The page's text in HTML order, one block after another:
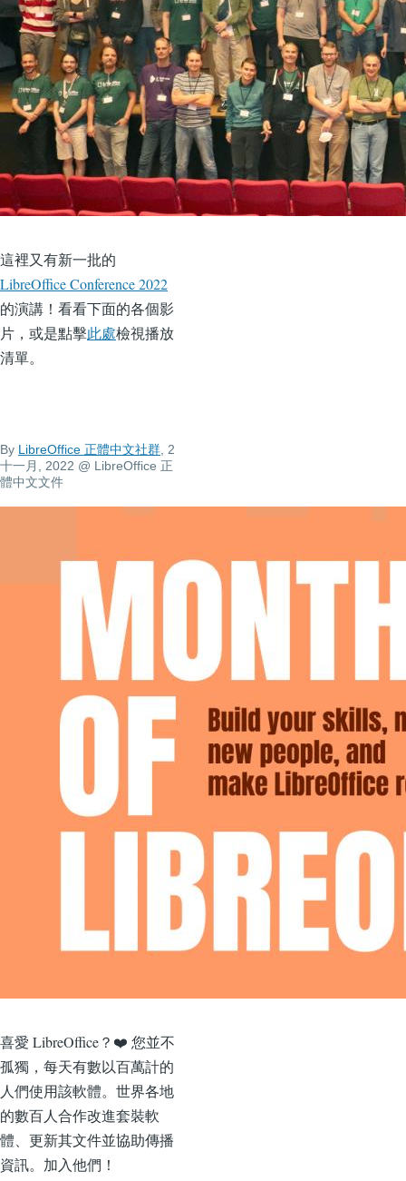
這裡又有新一批的
LibreOffice Conference 2022
的演講！看看下面的各個影
片，或是點擊此處檢視播放
清單。
By LibreOffice 正體中文社群, 2
十一月, 2022 @ LibreOffice 正
體中文文件
喜愛 LibreOffice？❤️ 您並不
孤獨，每天有數以百萬計的
人們使用該軟體。世界各地
的數百人合作改進套裝軟
體、更新其文件並協助傳播
資訊。加入他們！